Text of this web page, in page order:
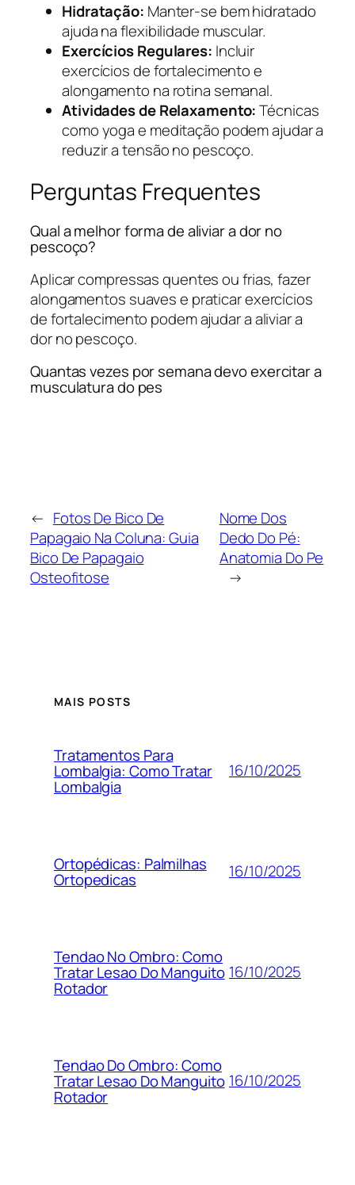
Hidratação: Manter-se bem hidratado
ajuda na flexibilidade muscular.
Exercícios Regulares: Incluir
exercícios de fortalecimento e
alongamento na rotina semanal.
Atividades de Relaxamento:Técnicas
como yoga e meditação podem ajudar a
reduzir a tensão no pescoço.
Perguntas Frequentes
Qual a melhor forma de aliviar a dor no
pescoço?
Aplicar compressas quentes ou frias, fazer
alongamentos suaves e praticar exercícios
de fortalecimento podem ajudar a aliviar a
dor no pescoço.
Quantas vezes por semana devo exercitar a
musculatura do pes
← Fotos De Bico De
Papagaio Na Coluna: Guia
Bico De Papagaio
Osteofitose
Nome Dos
Dedo Do Pé:
Anatomia Do Pe
→
MAIS POSTS
Tratamentos Para
Lombalgia: Como Tratar
Lombalgia
16/10/2025
Ortopédicas: Palmilhas
Ortopedicas 16/10/2025
Tendao No Ombro: Como
Tratar Lesao Do Manguito
Rotador
16/10/2025
Tendao Do Ombro: Como
Tratar Lesao Do Manguito
Rotador
16/10/2025